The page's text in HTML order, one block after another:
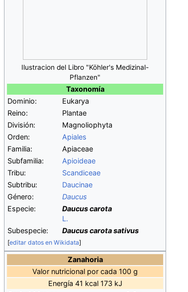
Ilustracion del Libro "Köhler's Medizinal-
Pflanzen"
Taxonomía
Dominio:
Eukarya
Reino:
Plantae
División:
Magnoliophyta
Orden:
Apiales
Familia:
Apiaceae
Subfamilia:
Apioideae
Tribu:
Scandiceae
Subtribu:
Daucinae
Género:
Daucus
Especie:
Daucus carota
L.
Subespecie:
Daucus carota sativus
[editar datos en Wikidata]
Zanahoria
Valor nutricional por cada 100 g
Energía 41 kcal 173 kJ